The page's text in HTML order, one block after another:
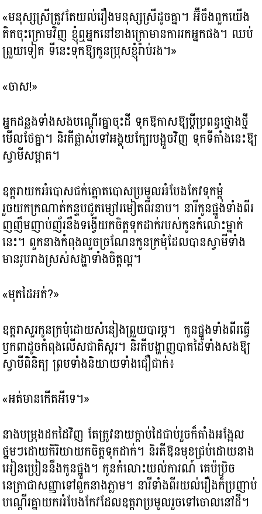
«មនុស្សស្រីត្រូវតែយល់រឿងមនុស្សស្រីដូចគ្នា។ អ៊ីចឹងពួកយើង
គិតចុះក្រោមវិញ ខ្ញុំឮអ្នកនៅខាងក្រោមានការរកអ្នកផង។ ឈប់
ព្រួយទៀត ទីនេះទុកឱ្យកូនប្រុសខ្ញុំរ៉ាប់រង។»
«ចាស!»
អ្នកដន្លងទាំងសងបណ្ដើរគ្នាចុះដី ទុកឱកាសឱ្យប្ដីប្រពន្ធថ្មោងថ្មី
មើលថែគ្នា។ និរតីផ្លាស់ទៅអង្គុយក្បែរបង្អួចវិញ ទុកទីតាំងនេះឱ្យ
ស្វាមីសម្អាត។
ឧត្ដរាយកអំបោសជក់ត្នោតបោសប្រមូលអំបែងកែវទុកម្ដុំ
រួចយកក្រណាត់កន្ទបជូតម្សៅរមៀតពីរនាប។ នារីកូនផ្នួងទាំងពីរ
ញញឹមញាប់ញ័រនឹងទង្វើយកចិត្តទុកដាក់របស់កូនកំលោះម្នាក់
នេះ។ ពួកនាងកំពុងលួចច្រណែនកូនក្រមុំដែលបានស្វាមីទាំង
មានរូបរាងស្រស់សង្ហាទាំងចិត្តល្អ។
«មុតដៃអត់?»
ឧត្តរាសួរកូនក្រមុំដោយសំនៀងព្រួយបារម្ភ។ កូនផ្នួងទាំងពីរធ្វើ
ឫកពាដូចកំពុងលើសជាតិស្ករ។ និរតីបង្ហាញបាតដៃទាំងសងឱ្យ
ស្វាមីពិនិត្យ ព្រមទាំងនិយាយទាំងជឿជាក់៖
«អត់មានកើតអីទេ។»
នាងបម្រុងដកដៃវិញ តែត្រូវនាយក្តាប់ដៃជាប់រួចក៏តាំងអង្អែល
ថ្នមៗដោយកិរិយាយកចិត្តទុកដាក់។ និរតីឱនមុខជ្រប់ដោយនាង
អៀនប្រៀននឹងកូនផ្នួង។ កូនកំលោះយល់ការណ៍ គេប៉ប្រិច
នេត្រាជាសញ្ញាទៅពួកនាងភ្លាម។ នារីទាំងពីរយល់រឿងក៏ប្រញាប់
បណ្ដើរគ្នាយកអំបែងកែវដែលឧត្តរាប្រមូលរួចទៅចោលនៅដី។